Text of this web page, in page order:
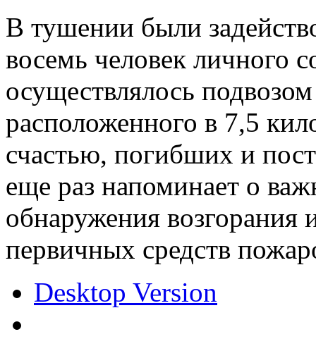
В тушении были
восемь человек личного
осуществлялось
расположенного в 7,5
счастью, погибших и
еще раз напоминает о
обнаружения возгорания
первичных средств
Desktop Version